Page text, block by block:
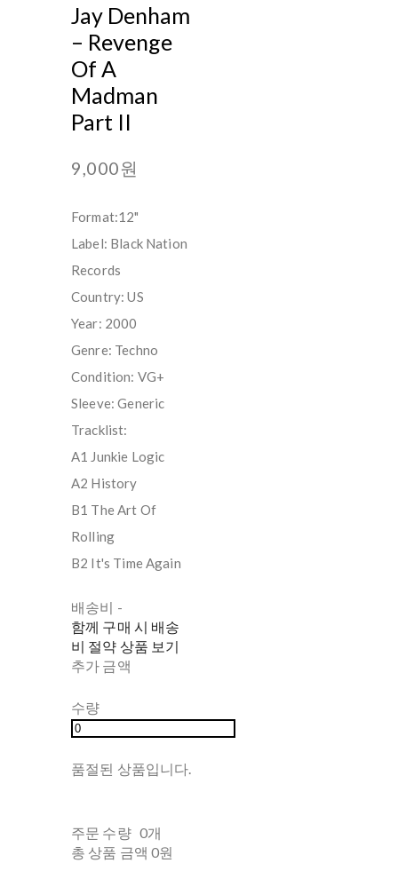
Jay Denham
– Revenge
Of A
Madman
Part II
9,000원
Format:12"
Label: Black Nation
Records
Country: US
Year: 2000
Genre: Techno
Condition: VG+
Sleeve: Generic
Tracklist:
A1 Junkie Logic
A2 History
B1 The Art Of
Rolling
B2 It's Time Again
배송비 -
함께 구매 시 배송
비 절약 상품 보기
추가 금액
수량
품절된 상품입니다.
주문 수량 0개
총 상품 금액 0원